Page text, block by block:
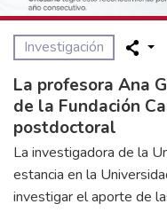
Investigación
La profesora Ana
de la Fundación
postdoctoral
La investigadora de la
estancia en la
investigar el aporte de